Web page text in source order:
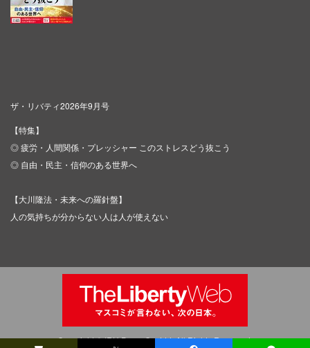
ザ・リバティ2026年9月号
【特集】
◎ 疲労・人間関係・プレッシャー このストレスどう抜こう
◎ 自由・民主・信仰のある世界へ
【大川隆法・未来への羅針盤】
人の気持ちが分からない人は人が使えない
Copyright © IRH Press Co.,Ltd. All Rights Reserved.